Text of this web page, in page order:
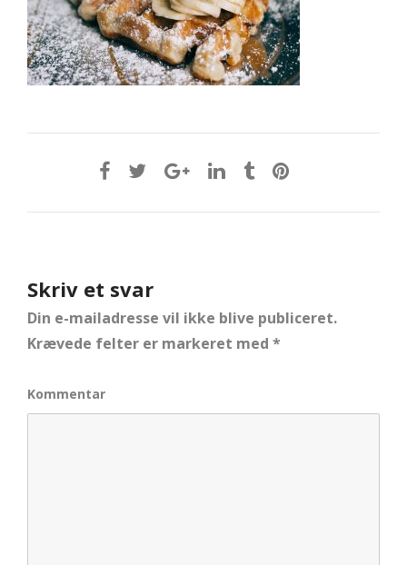
Skriv et svar
Din e-mailadresse vil ikke blive publiceret.
Krævede felter er markeret med *
Kommentar